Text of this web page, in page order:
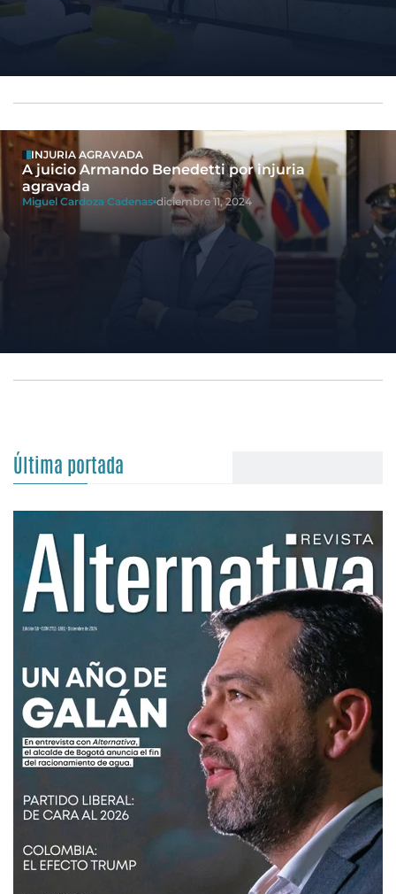
INJURIA AGRAVADA
A juicio Armando Benedetti por injuria
agravada
Miguel Cardoza Cadenas diciembre 11, 2024
Última portada